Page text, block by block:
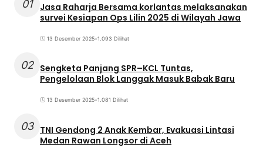
01
Jasa Raharja Bersama korlantas melaksanakan
survei Kesiapan Ops Lilin 2025 di Wilayah Jawa
13 Desember 2025•1.093 Dilihat
02 Sengketa Panjang SPR–KCL Tuntas,
Pengelolaan Blok Langgak Masuk Babak Baru
13 Desember 2025•1.081 Dilihat
03 TNI Gendong 2 Anak Kembar, Evakuasi Lintasi
Medan Rawan Longsor di Aceh